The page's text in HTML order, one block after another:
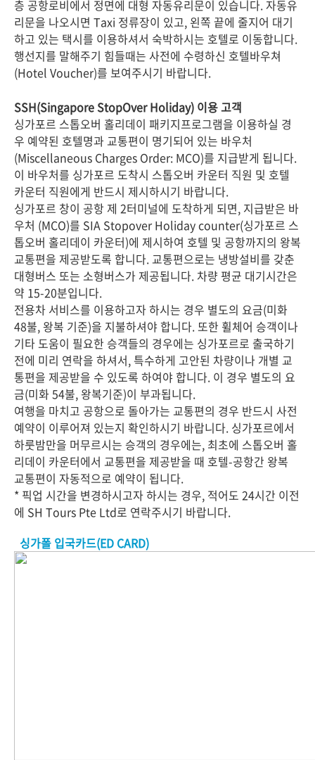
층 공항로비에서 정면에 대형 자동유리문이 있습니다. 자동유
리문을 나오시면 Taxi 정류장이 있고, 왼쪽 끝에 줄지어 대기
하고 있는 택시를 이용하셔서 숙박하시는 호텔로 이동합니다.
행선지를 말해주기 힘들때는 사전에 수령하신 호텔바우쳐
(Hotel Voucher)를 보여주시기 바랍니다.
SSH(Singapore StopOver Holiday) 이용 고객
싱가포르 스톱오버 홀리데이 패키지프로그램을 이용하실 경
우 예약된 호텔명과 교통편이 명기되어 있는 바우처
(Miscellaneous Charges Order: MCO)를 지급받게 됩니다.
이 바우처를 싱가포르 도착시 스톱오버 카운터 직원 및 호텔
카운터 직원에게 반드시 제시하시기 바랍니다.
싱가포르 창이 공항 제 2터미널에 도착하게 되면, 지급받은 바
우처 (MCO)를 SIA Stopover Holiday counter(싱가포르 스
톱오버 홀리데이 카운터)에 제시하여 호텔 및 공항까지의 왕복
교통편을 제공받도록 합니다. 교통편으로는 냉방설비를 갖춘
대형버스 또는 소형버스가 제공됩니다. 차량 평균 대기시간은
약 15-20분입니다.
전용차 서비스를 이용하고자 하시는 경우 별도의 요금(미화
48불, 왕복 기준)을 지불하셔야 합니다. 또한 휠체어 승객이나
기타 도움이 필요한 승객들의 경우에는 싱가포르로 출국하기
전에 미리 연락을 하셔서, 특수하게 고안된 차량이나 개별 교
통편을 제공받을 수 있도록 하여야 합니다. 이 경우 별도의 요
금(미화 54불, 왕복기준)이 부과됩니다.
여행을 마치고 공항으로 돌아가는 교통편의 경우 반드시 사전
예약이 이루어져 있는지 확인하시기 바랍니다. 싱가포르에서
하룻밤만을 머무르시는 승객의 경우에는, 최초에 스톱오버 홀
리데이 카운터에서 교통편을 제공받을 때 호텔-공항간 왕복
교통편이 자동적으로 예약이 됩니다.
* 픽업 시간을 변경하시고자 하시는 경우, 적어도 24시간 이전
에 SH Tours Pte Ltd로 연락주시기 바랍니다.
싱가폴 입국카드(ED CARD)